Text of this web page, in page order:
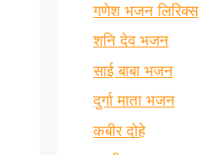
गणेश भजन लिरिक्स
शनि देव भजन
साई बाबा भजन
दुर्गा माता भजन
कबीर दोहे